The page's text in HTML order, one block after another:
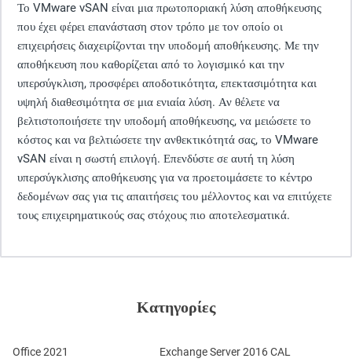
Το VMware vSAN είναι μια πρωτοποριακή λύση αποθήκευσης
που έχει φέρει επανάσταση στον τρόπο με τον οποίο οι
επιχειρήσεις διαχειρίζονται την υποδομή αποθήκευσης. Με την
αποθήκευση που καθορίζεται από το λογισμικό και την
υπερσύγκλιση, προσφέρει αποδοτικότητα, επεκτασιμότητα και
υψηλή διαθεσιμότητα σε μια ενιαία λύση. Αν θέλετε να
βελτιστοποιήσετε την υποδομή αποθήκευσης, να μειώσετε το
κόστος και να βελτιώσετε την ανθεκτικότητά σας, το VMware
vSAN είναι η σωστή επιλογή. Επενδύστε σε αυτή τη λύση
υπερσύγκλισης αποθήκευσης για να προετοιμάσετε το κέντρο
δεδομένων σας για τις απαιτήσεις του μέλλοντος και να επιτύχετε
τους επιχειρηματικούς σας στόχους πιο αποτελεσματικά.
Κατηγορίες
Office 2021
Exchange Server 2016 CAL